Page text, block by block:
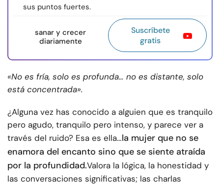
sus puntos fuertes.
sanar y crecer
diariamente
Suscríbete
gratis
«No es fría, solo es profunda… no es distante, solo
está concentrada».
¿Alguna vez has conocido a alguien que es tranquilo
pero agudo, tranquilo pero intenso, y parece ver a
través del ruido? Esa es ella…la mujer que no se
enamora del encanto sino que se siente atraída
por la profundidad.Valora la lógica, la honestidad y
las conversaciones significativas; las charlas